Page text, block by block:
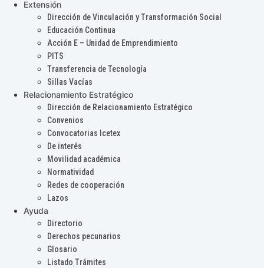
Extensión
Dirección de Vinculación y Transformación Social
Educación Continua
Acción E – Unidad de Emprendimiento
PITS
Transferencia de Tecnología
Sillas Vacías
Relacionamiento Estratégico
Dirección de Relacionamiento Estratégico
Convenios
Convocatorias Icetex
De interés
Movilidad académica
Normatividad
Redes de cooperación
Lazos
Ayuda
Directorio
Derechos pecunarios
Glosario
Listado Trámites